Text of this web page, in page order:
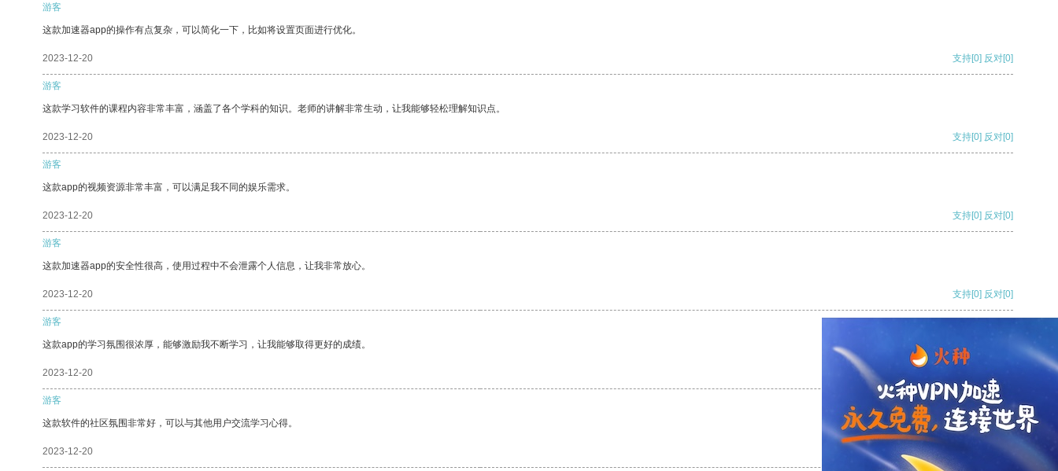
游客
这款加速器app的操作有点复杂，可以简化一下，比如将设置页面进行优化。
2023-12-20 支持[0] 反对[0]
游客
这款学习软件的课程内容非常丰富，涵盖了各个学科的知识。老师的讲解非常生动，让我能够轻松理解知识点。
2023-12-20 支持[0] 反对[0]
游客
这款app的视频资源非常丰富，可以满足我不同的娱乐需求。
2023-12-20 支持[0] 反对[0]
游客
这款加速器app的安全性很高，使用过程中不会泄露个人信息，让我非常放心。
2023-12-20 支持[0] 反对[0]
游客
这款app的学习氛围很浓厚，能够激励我不断学习，让我能够取得更好的成绩。
2023-12-20
游客
这款软件的社区氛围非常好，可以与其他用户交流学习心得。
2023-12-20 反对